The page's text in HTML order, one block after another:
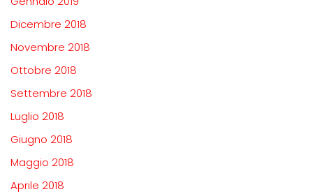
Dicembre 2018
Novembre 2018
Ottobre 2018
Settembre 2018
Luglio 2018
Giugno 2018
Maggio 2018
Aprile 2018